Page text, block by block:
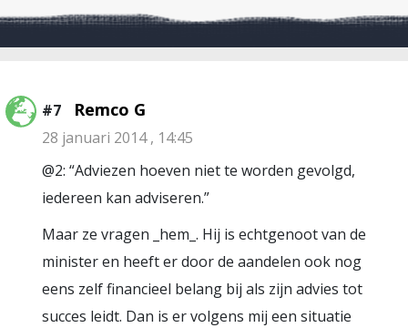
#7 Remco G
28 januari 2014 , 14:45
@2: “Adviezen hoeven niet te worden gevolgd,
iedereen kan adviseren.”
Maar ze vragen _hem_. Hij is echtgenoot van de
minister en heeft er door de aandelen ook nog
eens zelf financieel belang bij als zijn advies tot
succes leidt. Dan is er volgens mij een situatie